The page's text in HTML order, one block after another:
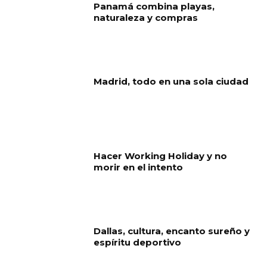
Panamá combina playas,
naturaleza y compras
Madrid, todo en una sola ciudad
Hacer Working Holiday y no
morir en el intento
Dallas, cultura, encanto sureño y
espíritu deportivo